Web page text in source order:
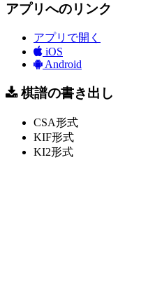
アプリへのリンク
アプリで開く
iOS
Android
棋譜の書き出し
CSA形式
KIF形式
KI2形式